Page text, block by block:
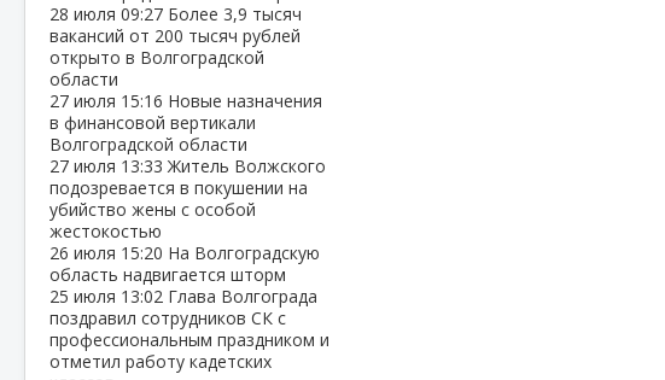
28 июля 09:27 Более 3,9 тысяч
вакансий от 200 тысяч рублей
открыто в Волгоградской
области
27 июля 15:16 Новые назначения
в финансовой вертикали
Волгоградской области
27 июля 13:33Житель Волжского
подозревается в покушении на
убийство жены с особой
жестокостью
26 июля 15:20 На Волгоградскую
область надвигается шторм
25 июля 13:02 Глава Волгограда
поздравил сотрудников СК с
профессиональным праздником и
отметил работу кадетских